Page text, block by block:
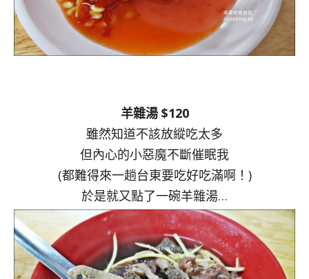
羊雜湯 $120
雖然知道不該放縱吃太多
但內心的小惡魔不斷催眠我
(都難得來一趟台東要吃好吃滿啊！)
於是就又點了一碗羊雜湯…